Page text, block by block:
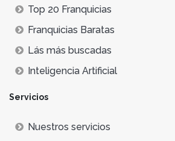
Top 20 Franquicias
Franquicias Baratas
Lás más buscadas
Inteligencia Artificial
Servicios
Nuestros servicios